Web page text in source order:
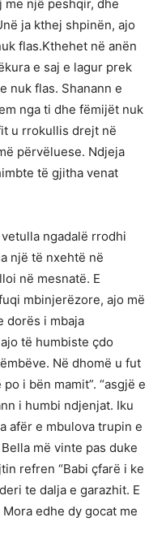
me një peshqir, dhe
ja kthej shpinën, ajo
flas.Kthehet në anën
e saj e lagur prek
nuk flas. Shanann e
nga ti dhe fëmijët nuk
u rrokullis drejt në
përvëluese. Ndjeja
të gjitha venat
ngadalë rrodhi
një të nxehtë në
në mesnatë. E
mbinjerëzore, ajo më
dorës i mbaja
të humbiste çdo
Në dhomë u fut
i bën mamit”. “asgjë e
i humbi ndjenjat. Iku
afër e mbulova trupin e
më vinte pas duke
refren “Babi çfarë i ke
te dalja e garazhit. E
edhe dy gocat me